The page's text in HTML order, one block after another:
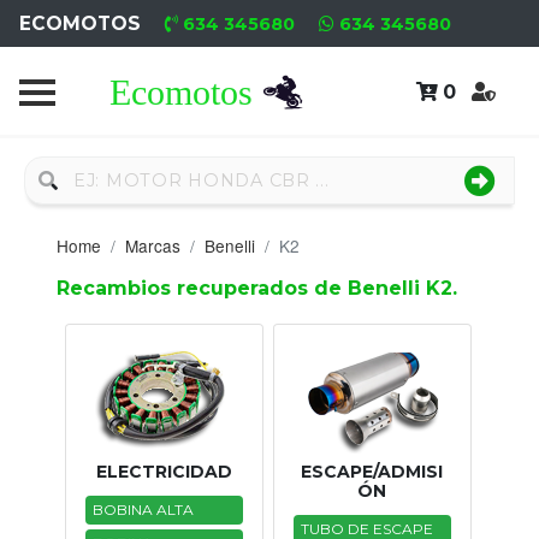
ECOMOTOS 634 345680 634 345680
0
Home
Nuevo
Neumáticos
Campa
Motores
Nuevos
Motores
Usados
Home Marcas Benelli K2
Recambios recuperados de Benelli K2.
ELECTRICIDAD
BOBINA ALTA
ESCAPE/ADMISI
ÓN
TUBO DE ESCAPE